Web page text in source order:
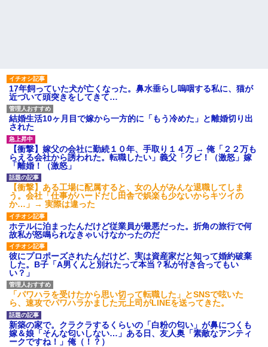
17年飼っていた犬が亡くなった。鼻水垂らし嗚咽する私に、猫が
近づいて頭突きをしてきて…
結婚生活10ヶ月目で嫁から一方的に「もう冷めた」と離婚切り出
された
【衝撃】嫁父の会社に勤続１０年、手取り１４万 → 俺「２２万も
らえる会社から誘われた。転職したい」義父「クビ！（激怒」嫁
「離婚！（激怒」
【衝撃】ある工場に配属すると、女の人がみんな退職してしま
う。会社「仕事がハードだし田舎で娯楽も少ないからキツイの
か…」→ 実際は違った
ホテルに泊まったんだけど従業員が最悪だった。折角の旅行で何
故私が怒鳴られなきゃいけなかったのだ
彼にプロポーズされたんだけど、実は資産家だと知って婚約破棄
した。B子「A男くんと別れたって本当？私が付き合ってもい
い？」
「パワハラを受けたから思い切って転職した」とSNSで呟いた
ら、速攻でパワハラかました元上司がLINEを送ってきた。
新築の家で。クラクラするくらいの「白粉の匂い」が鼻につくも
嫁＆娘「そんな匂いしない…」ある日、友人奥「素敵なアンティ
ークですね！」俺（！？）